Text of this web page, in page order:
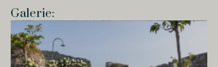
Galerie: